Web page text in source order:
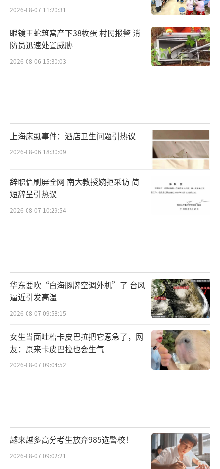
2026-08-07 11:20:31
眼镜王蛇筑窝产下38枚蛋 村民报警 消
防员迅速处置威胁
2026-08-06 15:30:03
上海床虱事件：酒店卫生问题引热议
2026-08-06 18:30:09
辞职信刷屏全网 南大教授婉拒采访 简
短辞呈引热议
2026-08-07 10:29:54
华东要吹“白海豚牌空调外机”了 台风
逼近引发高温
2026-08-07 09:58:15
女生当面吐槽卡皮巴拉把它惹急了，网
友：原来卡皮巴拉也会生气
2026-08-07 09:04:52
越来越多高分考生放弃985选警校！
2026-08-07 09:02:21